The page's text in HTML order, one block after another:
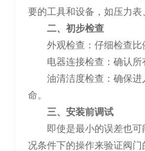
要的工具和设备，如压力表
二、初步检查
外观检查：仔细检查比
电器连接检查：确认所
油清洁度检查：确保
命。
三、安装前调试
即使是最小的误差也
况条件下的操作来验证阀